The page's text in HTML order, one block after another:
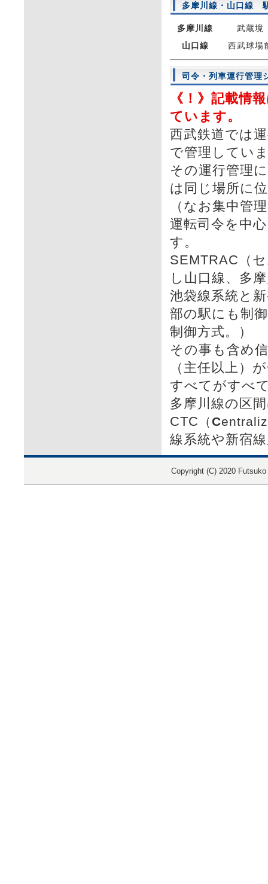
多摩川線・山口線
多摩川線
武蔵境
山口線
西武球場
司令・列車運行管理
《！》記載情
ています。
西武鉄道では
で管理してい
その運行管理
は同じ場所に
（なお集中管
運転司令を中
す。
SEMTRAC（
し山口線、多
池袋線系統と
部の駅にも制
制御方式。）
その事も含め
（主任以上）
すべてがすべ
多摩川線の区
CTC （ C
線系統や新宿
Copyright (C) 2020